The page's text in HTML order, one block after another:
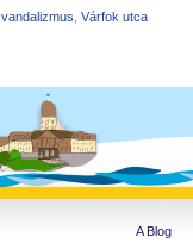
vandalizmus Várfok utca
A Blog